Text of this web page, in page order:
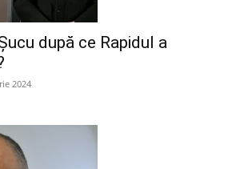
după ce Rapidul a
2024